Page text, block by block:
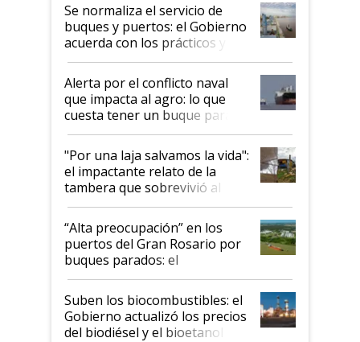
Se normaliza el servicio de
buques y puertos: el Gobierno
acuerda con los prácticos y
suspende el decreto de
desregulación
Alerta por el conflicto naval
que impacta al agro: lo que
cuesta tener un buque parado
y el peligro de que Argentina
pase a ser "país sucio"
"Por una laja salvamos la vida":
el impactante relato de la
tambera que sobrevivió al
tornado
“Alta preocupación” en los
puertos del Gran Rosario por
buques parados: el
funcionamiento de las
exportadoras en tensión tras
la medida de fuerza de los
prácticos
Suben los biocombustibles: el
Gobierno actualizó los precios
del biodiésel y el bioetanol